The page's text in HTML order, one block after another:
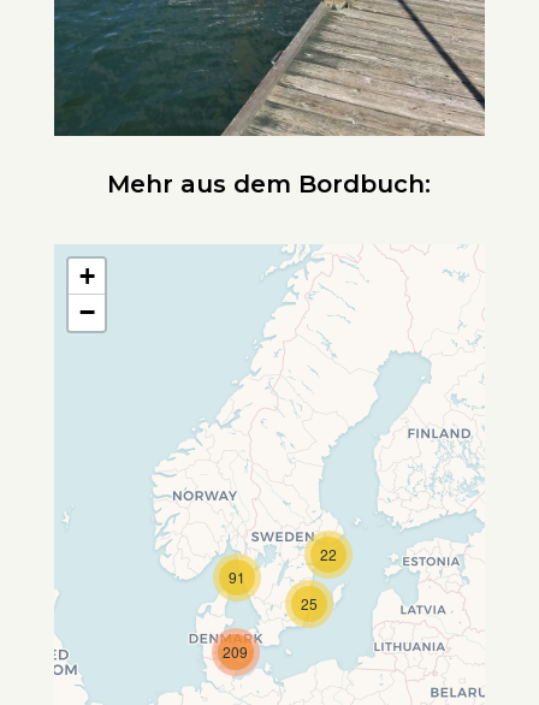
Mehr aus dem Bordbuch:
Travelers' Map wird geladen …
Wenn du dies siehst, nachdem
deine Seite vollständig geladen
wurde, fehlen leafletJS-Dateien.
22
25
209
91
+
−